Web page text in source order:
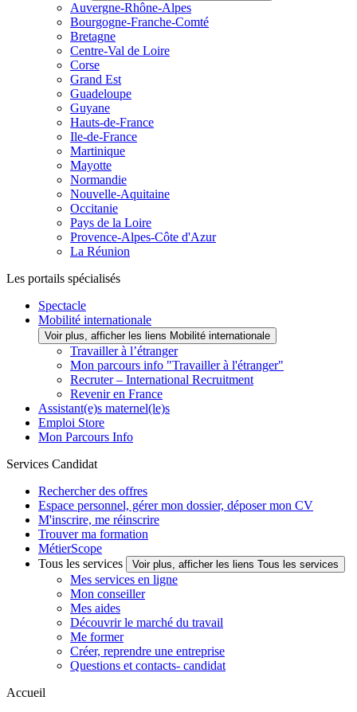
Auvergne-Rhône-Alpes
Bourgogne-Franche-Comté
Bretagne
Centre-Val de Loire
Corse
Grand Est
Guadeloupe
Guyane
Hauts-de-France
Ile-de-France
Martinique
Mayotte
Normandie
Nouvelle-Aquitaine
Occitanie
Pays de la Loire
Provence-Alpes-Côte d'Azur
La Réunion
Les portails spécialisés
Spectacle
Mobilité internationale
Voir plus, afficher les liens Mobilité internationale
Travailler à l’étranger
Mon parcours info "Travailler à l'étranger"
Recruter – International Recruitment
Revenir en France
Assistant(e)s maternel(le)s
Emploi Store
Mon Parcours Info
Services Candidat
Rechercher des offres
Espace personnel, gérer mon dossier, déposer mon CV
M'inscrire, me réinscrire
Trouver ma formation
MétierScope
Tous les services
Voir plus, afficher les liens Tous les services
Mes services en ligne
Mon conseiller
Mes aides
Découvrir le marché du travail
Me former
Créer, reprendre une entreprise
Questions et contacts- candidat
Accueil